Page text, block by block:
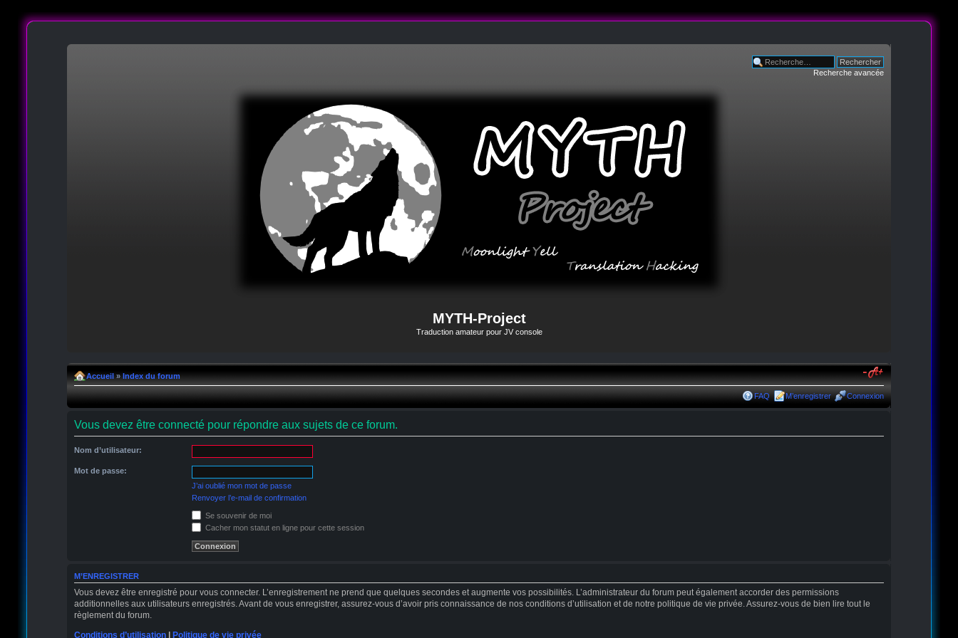
Recherche avancée
MYTH-Project
Traduction amateur pour JV console
Accueil» Index du forum
FAQ M’enregistrer Connexion
Vous devez être connecté pour répondre aux sujets de ce forum.
Nom d’utilisateur:
Mot de passe:
J’ai oublié mon mot de passe
Renvoyer l’e-mail de confirmation
Se souvenir de moi
Cacher mon statut en ligne pour cette session
M’ENREGISTRER
Vous devez être enregistré pour vous connecter. L’enregistrement ne prend que quelques secondes et augmente vos possibilités. L’administrateur du forum peut également accorder des permissions
additionnelles aux utilisateurs enregistrés. Avant de vous enregistrer, assurez-vous d’avoir pris connaissance de nos conditions d’utilisation et de notre politique de vie privée. Assurez-vous de bien lire tout le
règlement du forum.
Conditions d’utilisation| Politique de vie privée